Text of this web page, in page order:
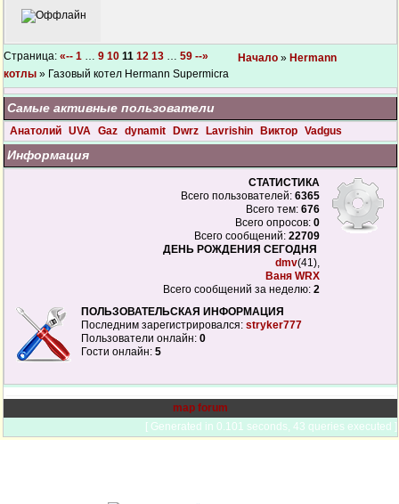
Страница: «-- 1 … 9 10 11 12 13 … 59 --» Начало » Hermann
котлы » Газовый котел Hermann Supermicra
Самые активные пользователи
Анатолий UVA Gaz dynamit Dwrz Lavrishin Виктор Vadgus
Информация
СТАТИСТИКА
Всего пользователей: 6365
Всего тем: 676
Всего опросов: 0
Всего сообщений: 22709
ДЕНЬ РОЖДЕНИЯ СЕГОДНЯ
dmv(41),
Ваня WRX
Всего сообщений за неделю: 2
ПОЛЬЗОВАТЕЛЬСКАЯ ИНФОРМАЦИЯ
Последним зарегистрировался: stryker777
Пользователи онлайн: 0
Гости онлайн: 5
map forum
[ Generated in 0.101 seconds, 43 queries executed ]